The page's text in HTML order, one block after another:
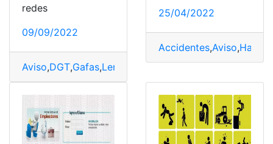
redes
09/09/2022
Aviso,DGT,Gafas,Lentes
25/04/2022
Accidentes,Aviso,Hacer